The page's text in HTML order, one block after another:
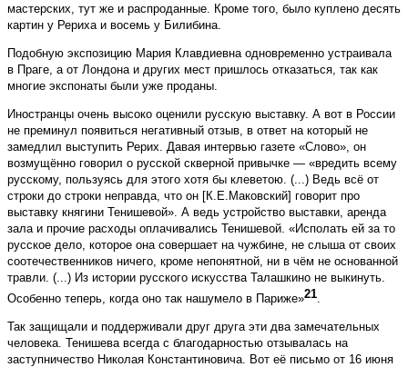
мастерских, тут же и распроданные. Кроме того, было куплено десять
картин у Рериха и восемь у Билибина.
Подобную экспозицию Мария Клавдиевна одновременно устраивала
в Праге, а от Лондона и других мест пришлось отказаться, так как
многие экспонаты были уже проданы.
Иностранцы очень высоко оценили русскую вы­ставку. А вот в России
не преминул появиться негативный отзыв, в ответ на который не
замедлил вы­ступить Рерих. Давая интервью газете «Слово», он
возмущённо говорил о русской скверной привычке — «вредить всему
русскому, пользуясь для этого хотя бы клеветою. (...) Ведь всё от
строки до строки неправда, что он [К.Е.Маковский] говорит про
выставку княгини Тенишевой». А ведь устройство выставки, аренда
зала и прочие расходы оплачивались Тенишевой. «Исполать ей за то
русское дело, которое она совершает на чужбине, не слыша от своих
соотечественников ничего, кроме непонятной, ни в чём не основанной
травли. (...) Из истории русского искусства Талашкино не выкинуть.
Особенно теперь, ко­гда оно так нашумело в Париже»21
Так защищали и поддерживали друг друга эти два замечательных
человека. Тенишева всегда с благодарностью отзывалась на
заступничество Николая Константиновича. Вот её письмо от 16 июня